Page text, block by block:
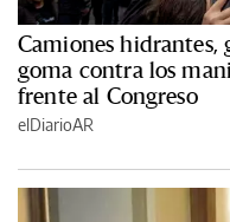
Camiones hidrantes,
goma contra los
frente al Congreso
elDiarioAR